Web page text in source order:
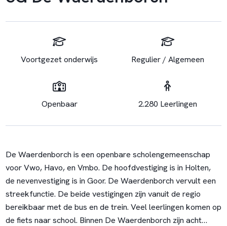
Voortgezet onderwijs Regulier / Algemeen
Openbaar 2.280 Leerlingen
De Waerdenborch is een openbare scholengemeenschap
voor Vwo, Havo, en Vmbo. De hoofdvestiging is in Holten,
de nevenvestiging is in Goor. De Waerdenborch vervult een
streekfunctie. De beide vestigingen zijn vanuit de regio
bereikbaar met de bus en de trein. Veel leerlingen komen op
de fiets naar school. Binnen De Waerdenborch zijn acht